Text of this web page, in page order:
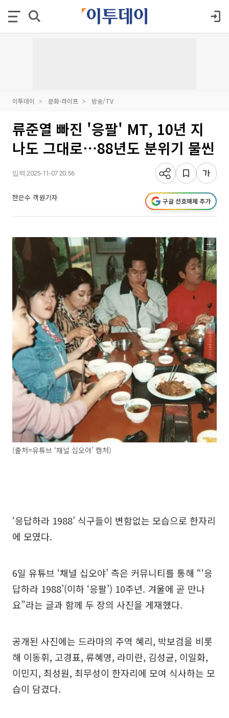
이투데이 문화·라이프 방송/TV
류준열 빠진 '응팔' MT, 10년 지
나도 그대로⋯88년도 분위기 물씬
입력 2025-11-07 20:56
한은수 객원기자 구글 선호매체 추가
(출처=유튜브 ‘채널 십오야’ 캡처)
‘응답하라 1988’ 식구들이 변함없는 모습으로 한자리
에 모였다.
6일 유튜브 ‘채널 십오야’ 측은 커뮤니티를 통해 “‘응
답하라 1988’(이하 ‘응팔’) 10주년. 겨울에 곧 만나
요”라는 글과 함께 두 장의 사진을 게재했다.
공개된 사진에는 드라마의 주역 혜리, 박보검을 비롯
해 이동휘, 고경표, 류혜영, 라미란, 김성균, 이일화,
이민지, 최성원, 최무성이 한자리에 모여 식사하는 모
습이 담겼다.